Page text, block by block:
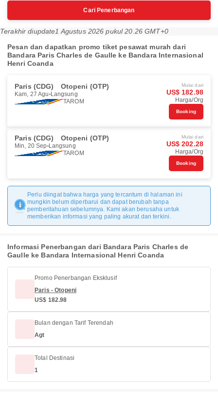
Cari Penerbangan
Terakhir diupdate1 Agustus 2026 pukul 20.26 GMT+0
Pesan dan dapatkan promo tiket pesawat murah dari
Bandara Paris Charles de Gaulle ke Bandara Internasional
Henri Coanda
Paris (CDG) Otopeni (OTP)
Kam, 27 Agu Langsung
TAROM
Mulai dari
US$ 182.98
Harga/Org
Booking
Paris (CDG) Otopeni (OTP)
Min, 20 Sep Langsung
TAROM
Mulai dari
US$ 202.28
Harga/Org
Booking
Perlu diingat bahwa harga yang tercantum di halaman ini
mungkin belum diperbarui dan dapat berubah tanpa
pemberitahuan sebelumnya. Kami akan berusaha untuk
memberikan informasi yang paling akurat dan terkini.
Informasi Penerbangan dari Bandara Paris Charles de
Gaulle ke Bandara Internasional Henri Coanda
Promo Penerbangan Eksklusif
Paris - Otopeni
US$ 182.98
Bulan dengan Tarif Terendah
Agt
Total Destinasi
1